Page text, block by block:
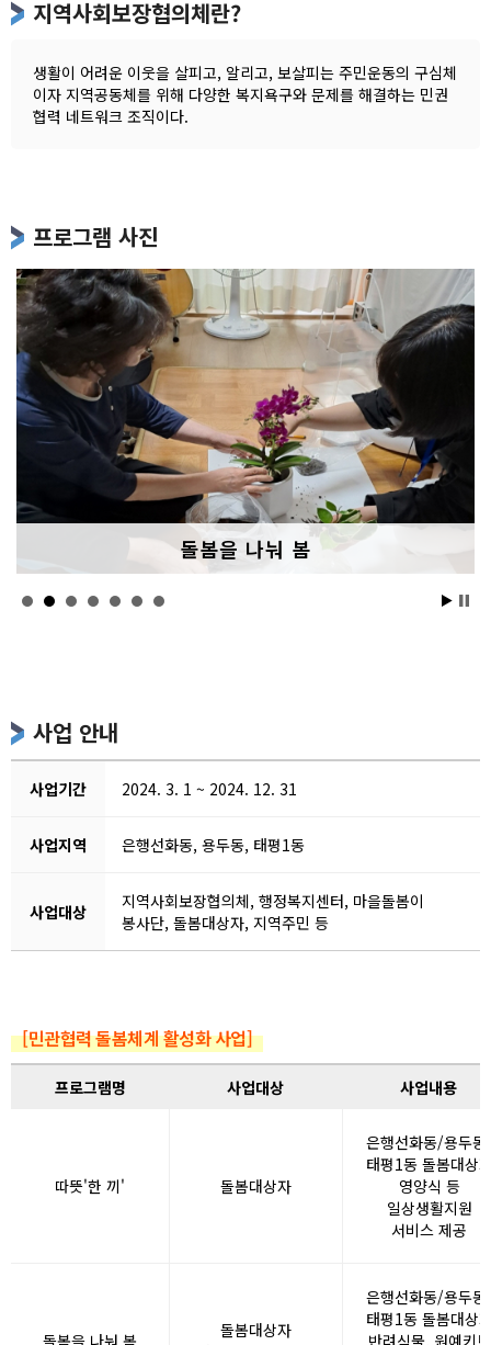
지역사회보장협의체란?
생활이 어려운 이웃을 살피고, 알리고, 보살피는 주민운동의 구심체
이자 지역공동체를 위해 다양한 복지욕구와 문제를 해결하는 민권
협력 네트워크 조직이다.
프로그램 사진
돌봄을 나눠 봄
사업 안내
사업기간 2024. 3. 1 ~ 2024. 12. 31
사업지역 은행선화동, 용두동, 태평1동
사업대상
지역사회보장협의체, 행정복지센터, 마을돌봄이
봉사단, 돌봄대상자, 지역주민 등
[민관협력 돌봄체계 활성화 사업]
프로그램명 사업대상 사업내용
따뜻'한 끼' 돌봄대상자
은행선화동/용두
태평1동 돌봄대상
영양식 등
일상생활지원
서비스 제공
돌봄을 나눠 봄
돌봄대상자
은행선화동/용두
태평1동 돌봄대상
반려식물, 원예키트